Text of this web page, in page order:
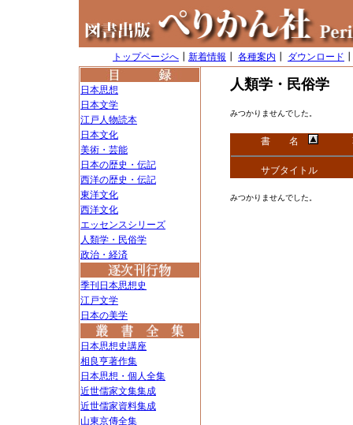
トップページへ 新着情報 各種案内 ダウンロード
日本思想
日本文学
江戸人物読本
日本文化
美術・芸能
日本の歴史・伝記
西洋の歴史・伝記
東洋文化
西洋文化
エッセンスシリーズ
人類学・民俗学
政治・経済
季刊日本思想史
江戸文学
日本の美学
日本思想史講座
相良亨著作集
日本思想・個人全集
近世儒家文集集成
近世儒家資料集成
山東京傳全集
人類学・民俗学
みつかりませんでした。
書 名
サブタイトル
みつかりませんでした。